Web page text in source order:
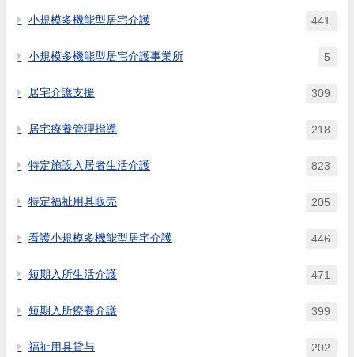
小規模多機能型居宅介護 441
小規模多機能型居宅介護事業所 5
居宅介護支援 309
居宅療養管理指導 218
特定施設入居者生活介護 823
特定福祉用具販売 205
看護小規模多機能型居宅介護 446
短期入所生活介護 471
短期入所療養介護 399
福祉用具貸与 202